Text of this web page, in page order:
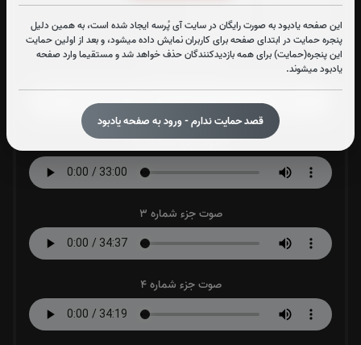
این صفحه یادبود به صورت رایگان در سایت آی پُرسه ایجاد شده است، به همین دلیل
پنجره حمایت در ابتدای صفحه برای کاربران نمایش داده میشود، و بعد از اولین حمایت
این پنجره(حمایت) برای همه بازدیدکنندگان حذف خواهد شد و مستقیما وارد صفحه
یادبود میشوند.
قصد حمایت ندارم - ورود به صفحه یادبود
0بار
0بار
صوت جزء شماره 2
صوت جزء شماره 3
صوت جزء شماره 4